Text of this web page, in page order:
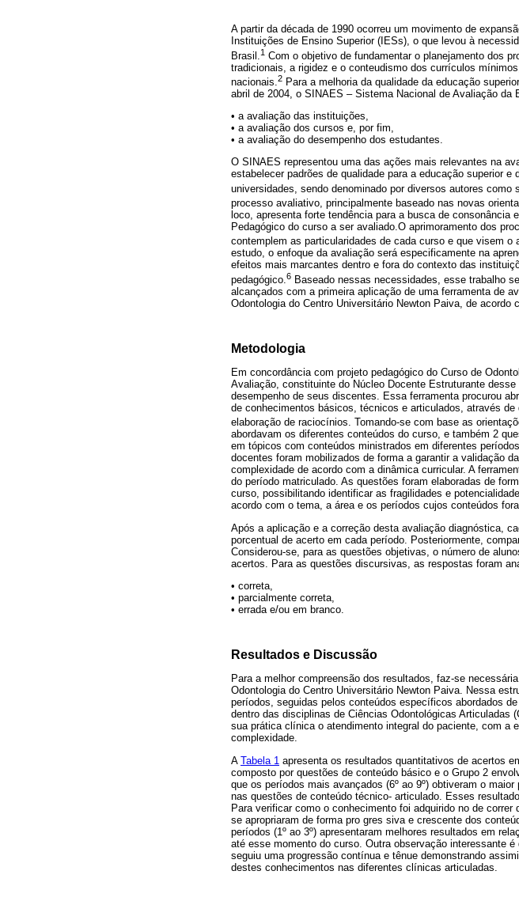
A partir da década de 1990 ocorreu um movimento de
Instituições de Ensino Superior (IESs), o que levou à
Brasil. 1 Com o objetivo de fundamentar o planejamento dos
tradicionais, a rigidez e o conteudismo dos currículos
nacionais. 2 Para a melhoria da qualidade da educação
abril de 2004, o SINAES – Sistema Nacional de Avaliação
• a avaliação das instituições,
• a avaliação dos cursos e, por fim,
• a avaliação do desempenho dos estudantes.
O SINAES representou uma das ações mais relevantes na
estabelecer padrões de qualidade para a educação superior
universidades, sendo denominado por diversos autores como
processo avaliativo, principalmente baseado nas novas
loco, apresenta forte tendência para a busca de
Pedagógico do curso a ser avaliado.O aprimoramento dos
contemplem as particularidades de cada curso e que visem
estudo, o enfoque da avaliação será especificamente na
efeitos mais marcantes dentro e fora do contexto das
pedagógico. 6 Baseado nessas necessidades, esse trabalho
alcançados com a primeira aplicação de uma ferramenta de
Odontologia do Centro Universitário Newton Paiva, de acordo
Metodologia
Em concordância com projeto pedagógico do Curso de
Avaliação, constituinte do Núcleo Docente Estruturante
desempenho de seus discentes. Essa ferramenta procurou
de conhecimentos básicos, técnicos e articulados, através
elaboração de raciocínios. Tomando-se com base as
abordavam os diferentes conteúdos do curso, e também 2
em tópicos com conteúdos ministrados em diferentes
docentes foram mobilizados de forma a garantir a validação
complexidade de acordo com a dinâmica curricular. A
do período matriculado. As questões foram elaboradas de
curso, possibilitando identificar as fragilidades e
acordo com o tema, a área e os períodos cujos conteúdos
Após a aplicação e a correção desta avaliação diagnóstica,
porcentual de acerto em cada período. Posteriormente,
Considerou-se, para as questões objetivas, o número de
acertos. Para as questões discursivas, as respostas foram
• correta,
• parcialmente correta,
• errada e/ou em branco.
Resultados e Discussão
Para a melhor compreensão dos resultados, faz-se
Odontologia do Centro Universitário Newton Paiva. Nessa
períodos, seguidas pelos conteúdos específicos abordados
dentro das disciplinas de Ciências Odontológicas Articuladas
sua prática clínica o atendimento integral do paciente, com a
complexidade.
A Tabela 1 apresenta os resultados quantitativos de acertos
composto por questões de conteúdo básico e o Grupo 2
que os períodos mais avançados (6º ao 9º) obtiveram o
nas questões de conteúdo técnico- articulado. Esses
Para verificar como o conhecimento foi adquirido no de correr
se apropriaram de forma pro gres siva e crescente dos
períodos (1º ao 3º) apresentaram melhores resultados em
até esse momento do curso. Outra observação interessante
seguiu uma progressão contínua e tênue demonstrando
destes conhecimentos nas diferentes clínicas articuladas.